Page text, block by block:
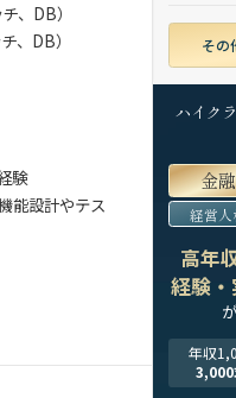
、DB）
、DB）
験
能設計やテス
その
ハイク
金融
経営人
高年
経験
が
年収
3,000